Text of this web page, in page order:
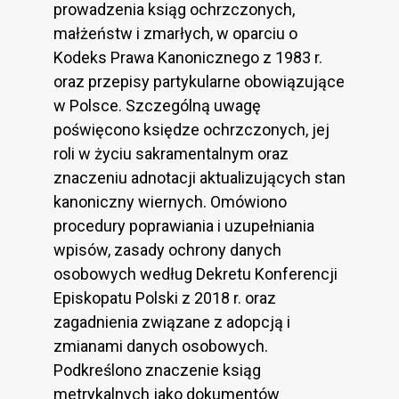
prowadzenia ksiąg ochrzczonych,
małżeństw i zmarłych, w oparciu o
Kodeks Prawa Kanonicznego z 1983 r.
oraz przepisy partykularne obowiązujące
w Polsce. Szczególną uwagę
poświęcono księdze ochrzczonych, jej
roli w życiu sakramentalnym oraz
znaczeniu adnotacji aktualizujących stan
kanoniczny wiernych. Omówiono
procedury poprawiania i uzupełniania
wpisów, zasady ochrony danych
osobowych według Dekretu Konferencji
Episkopatu Polski z 2018 r. oraz
zagadnienia związane z adopcją i
zmianami danych osobowych.
Podkreślono znaczenie ksiąg
metrykalnych jako dokumentów